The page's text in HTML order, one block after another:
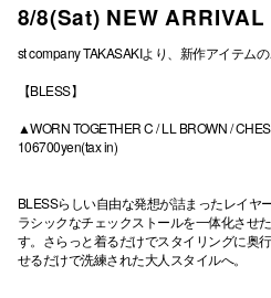
8/8(Sat) NEW
st company TAKASAKIより、新作アイテムの
【BLESS】
▲WORN TOGETHER C / LL BROWN /
106700yen(tax in)
BLESSらしい自由な発想が詰まったレイヤ
ラシックなチェックストールを一体化させ
す。さらっと着るだけでスタイリングに奥
せるだけで洗練された大人スタイルへ。